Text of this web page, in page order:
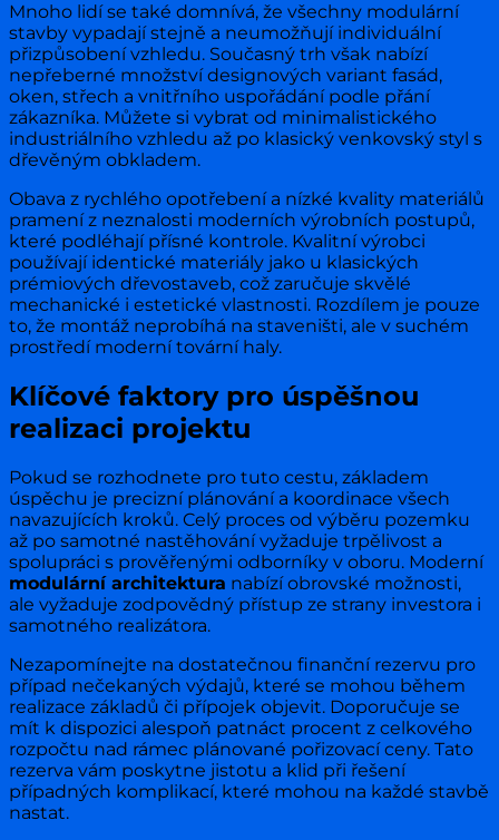
Mnoho lidí se také domnívá, že všechny modulární
stavby vypadají stejně a neumožňují individuální
přizpůsobení vzhledu. Současný trh však nabízí
nepřeberné množství designových variant fasád,
oken, střech a vnitřního uspořádání podle přání
zákazníka. Můžete si vybrat od minimalistického
industriálního vzhledu až po klasický venkovský styl s
dřevěným obkladem.
Obava z rychlého opotřebení a nízké kvality materiálů
pramení z neznalosti moderních výrobních postupů,
které podléhají přísné kontrole. Kvalitní výrobci
používají identické materiály jako u klasických
prémiových dřevostaveb, což zaručuje skvělé
mechanické i estetické vlastnosti. Rozdílem je pouze
to, že montáž neprobíhá na staveništi, ale v suchém
prostředí moderní tovární haly.
Klíčové faktory pro úspěšnou
realizaci projektu
Pokud se rozhodnete pro tuto cestu, základem
úspěchu je precizní plánování a koordinace všech
navazujících kroků. Celý proces od výběru pozemku
až po samotné nastěhování vyžaduje trpělivost a
spolupráci s prověřenými odborníky v oboru. Moderní
modulární architektura nabízí obrovské možnosti,
ale vyžaduje zodpovědný přístup ze strany investora i
samotného realizátora.
Nezapomínejte na dostatečnou finanční rezervu pro
případ nečekaných výdajů, které se mohou během
realizace základů či přípojek objevit. Doporučuje se
mít k dispozici alespoň patnáct procent z celkového
rozpočtu nad rámec plánované pořizovací ceny. Tato
rezerva vám poskytne jistotu a klid při řešení
případných komplikací, které mohou na každé stavbě
nastat.